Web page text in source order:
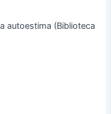
autoestima (Biblioteca